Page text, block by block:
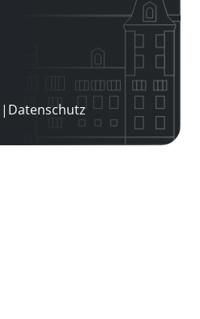
| Datenschutz